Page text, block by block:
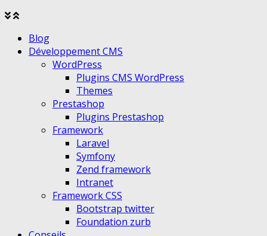
Agrandir
menu
Réduire
menu
Blog
Développement CMS
WordPress
Plugins CMS WordPress
Themes
Prestashop
Plugins Prestashop
Framework
Laravel
Symfony
Zend framework
Intranet
Framework CSS
Bootstrap twitter
Foundation zurb